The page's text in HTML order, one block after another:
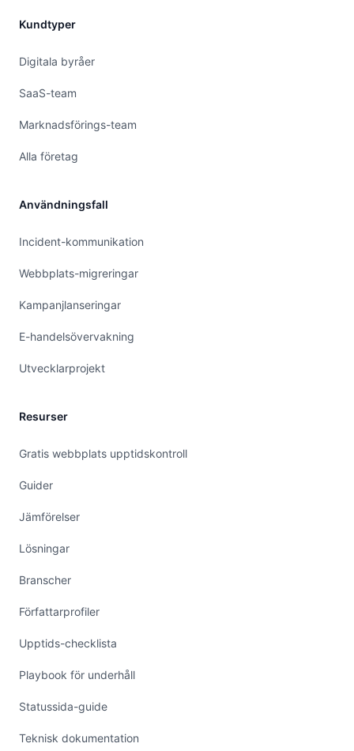
Kundtyper
Digitala byråer
SaaS-team
Marknadsförings-team
Alla företag
Användningsfall
Incident-kommunikation
Webbplats-migreringar
Kampanjlanseringar
E-handelsövervakning
Utvecklarprojekt
Resurser
Gratis webbplats upptidskontroll
Guider
Jämförelser
Lösningar
Branscher
Författarprofiler
Upptids-checklista
Playbook för underhåll
Statussida-guide
Teknisk dokumentation